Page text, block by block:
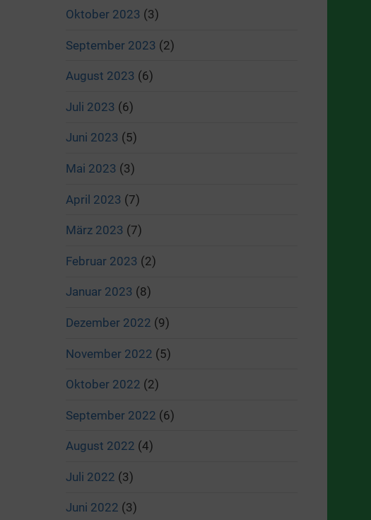
Oktober 2023 (3)
September 2023 (2)
August 2023 (6)
Juli 2023 (6)
Juni 2023 (5)
Mai 2023 (3)
April 2023 (7)
März 2023 (7)
Februar 2023 (2)
Januar 2023 (8)
Dezember 2022 (9)
November 2022 (5)
Oktober 2022 (2)
September 2022 (6)
August 2022 (4)
Juli 2022 (3)
Juni 2022 (3)